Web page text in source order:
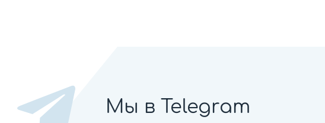
Мы в Telegram